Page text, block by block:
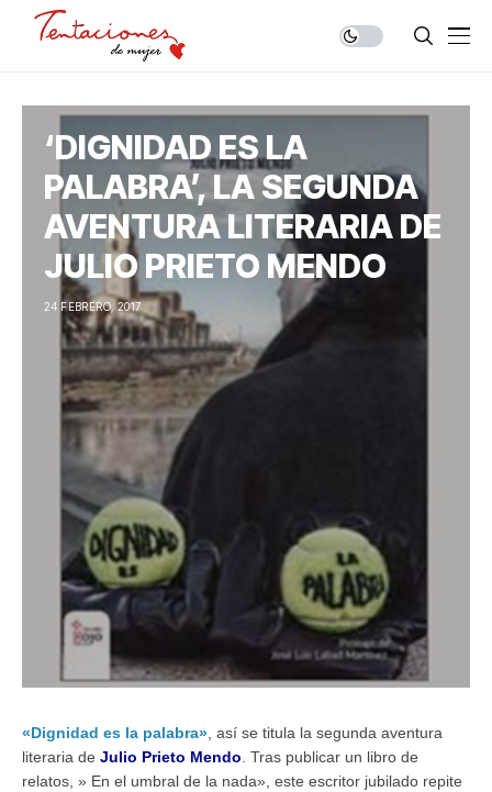
‘DIGNIDAD ES LA
PALABRA’, LA SEGUNDA
AVENTURA LITERARIA DE
JULIO PRIETO MENDO
24 FEBRERO, 2017
«Dignidad es la palabra», así se titula la segunda aventura
literaria de Julio Prieto Mendo. Tras publicar un libro de
relatos, » En el umbral de la nada», este escritor jubilado repite